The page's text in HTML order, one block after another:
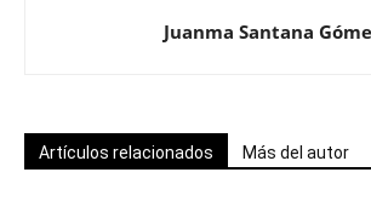
Juanma Santana
Artículos relacionados Más del autor